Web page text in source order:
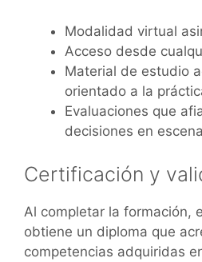
Modalidad virtual
Acceso desde
Material de estudio
orientado a la
Evaluaciones que
decisiones en
Certificación y
Al completar la formación,
obtiene un diploma que
competencias adquiridas